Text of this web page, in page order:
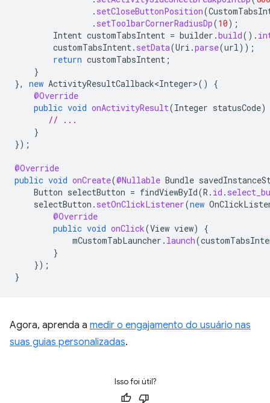
. setCloseButtonPosition(
. setToolbarCornerRadiusDp(10);
Intent customTabsIntent = builder .build().
customTabsIntent. setData(Uri .parse(url));
return customTabsIntent ;
}
},
new ActivityResultCallback<Integer>()
{
@Override
public void onActivityResult(Integer statusCode)
// ...
}
});
@Override
public void onCreate(@Nullable Bundle
Button selectButton = findViewById(R . id .
selectButton . setOnClickListener(new
@Override
public void onClick(View view)
{
mCustomTabLauncher . launch(
}
});
}
Agora, aprenda a medir o engajamento do usuário nas
suas guias personalizadas.
Isso foi útil?